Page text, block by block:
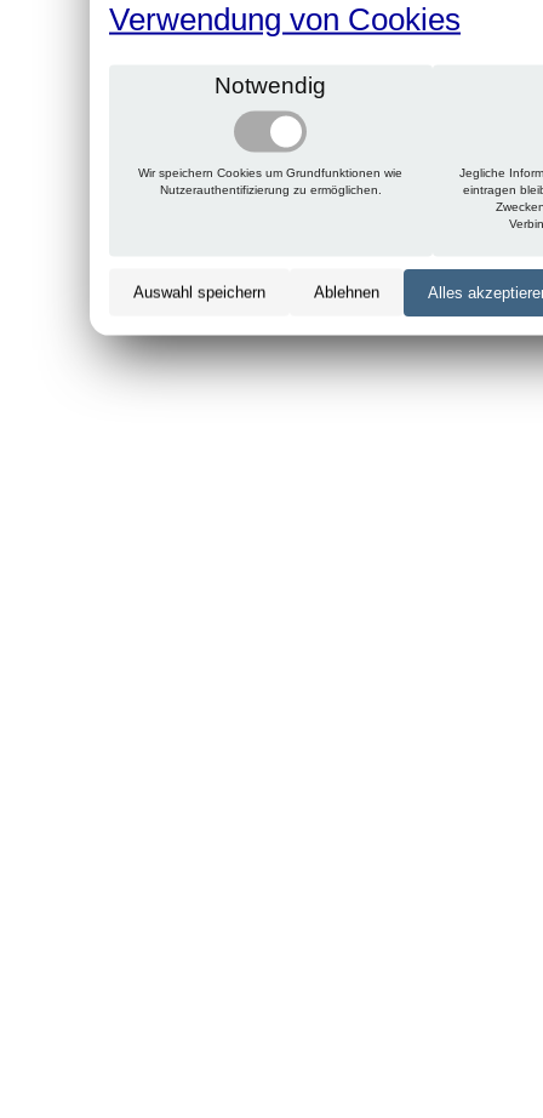
Verwendung von Cookies
Notwendig
Wir speichern Cookies um Grundfunktionen wie
Nutzerauthentifizierung zu ermöglichen.
Jegliche
eintragen
Auswahl speichern Ablehnen Alles